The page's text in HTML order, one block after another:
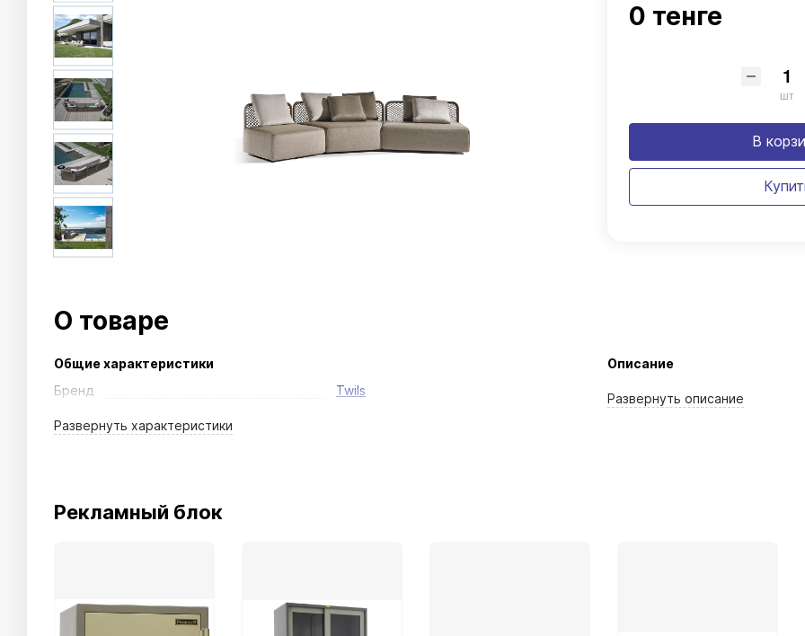
0 тенге
шт
В
О товаре
Общие характеристики
Бренд
Twils
Развернуть характеристики
Описание
Развернуть описание
Рекламный блок